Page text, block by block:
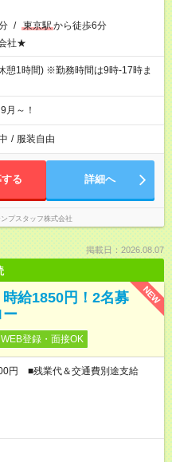
/ 東京駅から徒歩6分
社★
1時間) ※勤務時間は9時-17時ま
～！
/ 服装自由
る 詳細へ
プスタッフ株式会社
掲載日：2026.08.07
NEW
時給1850円！2名募
ー
WEB登録・面接OK
円 ■残業代＆交通費別途支給